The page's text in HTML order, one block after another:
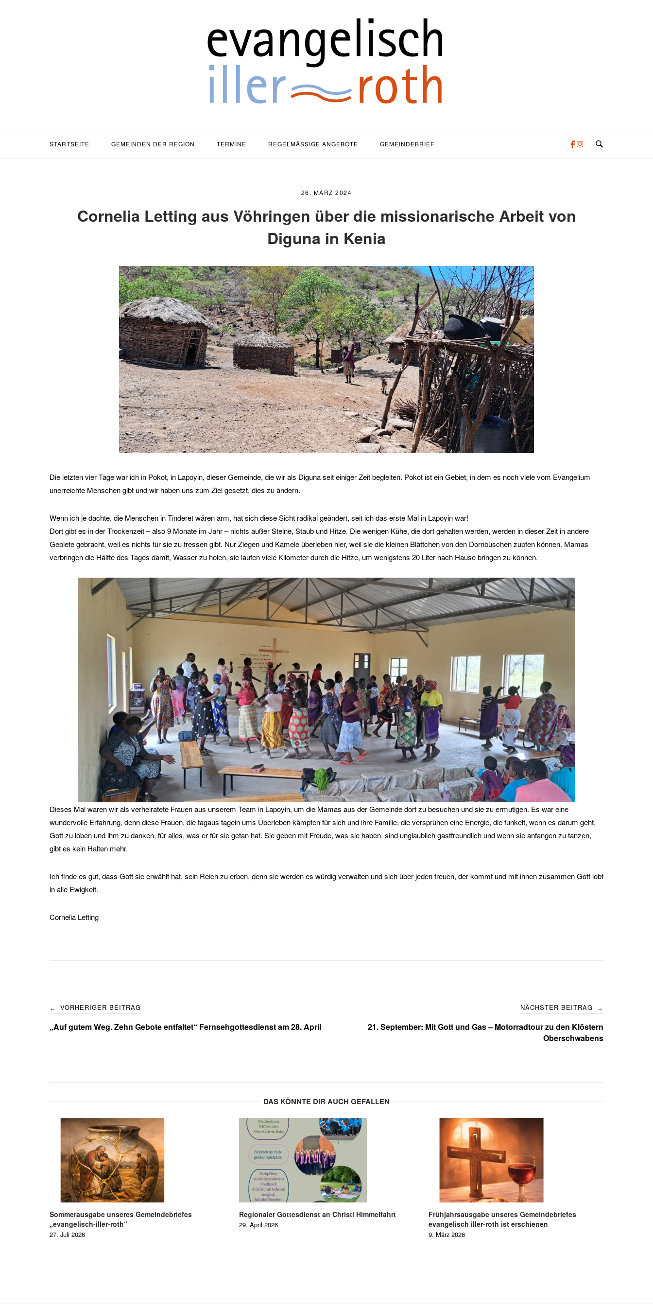
STARTSEITE GEMEINDEN DER REGION TERMINE REGELMÄSSIGE ANGEBOTE GEMEINDEBRIEF
26. MÄRZ 2024
Cornelia Letting aus Vöhringen über die missionarische Arbeit von
Diguna in Kenia
Die letzten vier Tage war ich in Pokot, in Lapoyin, dieser Gemeinde, die wir als Diguna seit einiger Zeit begleiten. Pokot ist ein Gebiet, in dem es noch viele vom Evangelium
unerreichte Menschen gibt und wir haben uns zum Ziel gesetzt, dies zu ändern.
Wenn ich je dachte, die Menschen in Tinderet wären arm, hat sich diese Sicht radikal geändert, seit ich das erste Mal in Lapoyin war!
Dort gibt es in der Trockenzeit – also 9 Monate im Jahr – nichts außer Steine, Staub und Hitze. Die wenigen Kühe, die dort gehalten werden, werden in dieser Zeit in andere
Gebiete gebracht, weil es nichts für sie zu fressen gibt. Nur Ziegen und Kamele überleben hier, weil sie die kleinen Blättchen von den Dornbüschen zupfen können. Mamas
verbringen die Hälfte des Tages damit, Wasser zu holen, sie laufen viele Kilometer durch die Hitze, um wenigstens 20 Liter nach Hause bringen zu können.
Dieses Mal waren wir als verheiratete Frauen aus unserem Team in Lapoyin, um die Mamas aus der Gemeinde dort zu besuchen und sie zu ermutigen. Es war eine
wundervolle Erfahrung, denn diese Frauen, die tagaus tagein ums Überleben kämpfen für sich und ihre Familie, die versprühen eine Energie, die funkelt, wenn es darum geht,
Gott zu loben und ihm zu danken, für alles, was er für sie getan hat. Sie geben mit Freude, was sie haben, sind unglaublich gastfreundlich und wenn sie anfangen zu tanzen,
gibt es kein Halten mehr.
Ich finde es gut, dass Gott sie erwählt hat, sein Reich zu erben, denn sie werden es würdig verwalten und sich über jeden freuen, der kommt und mit ihnen zusammen Gott lobt
in alle Ewigkeit.
Cornelia Letting
Post
navigation
← VORHERIGER BEITRAG
„Auf gutem Weg. Zehn Gebote entfaltet“ Fernsehgottesdienst am 28. April
NÄCHSTER BEITRAG →
21. September: Mit Gott und Gas – Motorradtour zu den Klöstern
Oberschwabens
DAS KÖNNTE DIR AUCH GEFALLEN
Sommerausgabe unseres Gemeindebriefes
„evangelisch-iller-roth“
27. Juli 2026
Regionaler Gottesdienst an Christi Himmelfahrt
29. April 2026
Frühjahrsausgabe unseres Gemeindebriefes
evangelisch iller-roth ist erschienen
9. März 2026